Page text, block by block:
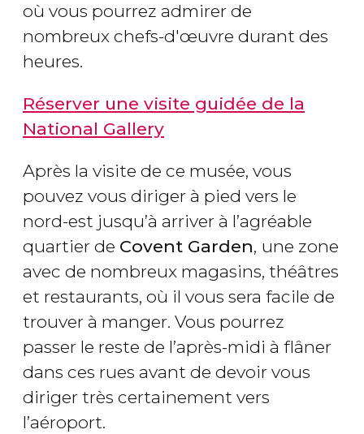
où vous pourrez admirer de
nombreux chefs-d'œuvre durant des
heures.
Réserver une visite guidée de la
National Gallery
Après la visite de ce musée, vous
pouvez vous diriger à pied vers le
nord-est jusqu’à arriver à l’agréable
quartier de Covent Garden, une zone
avec de nombreux magasins, théâtres
et restaurants, où il vous sera facile de
trouver à manger. Vous pourrez
passer le reste de l’après-midi à flâner
dans ces rues avant de devoir vous
diriger très certainement vers
l’aéroport.